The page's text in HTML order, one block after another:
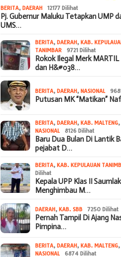
BERITA,DAERAH 12177 Dilihat
Pj. Gubernur Maluku Tetapkan UMP
UMS…
BERITA,DAERAH,KAB.
TANIMBAR
9721 Dilihat
Rokok Ilegal Merk
dan H&#038…
BERITA,DAERAH,NASIONAL
Putusan MK “Matikan”
BERITA,DAERAH,KAB. MALTENG,
NASIONAL
8126 Dilihat
Baru Dua Bulan Di Lantik
pejabat D…
BERITA,KAB. KEPULAUAN
Dilihat
Kepala UPP Klas II
Menghimbau M…
DAERAH,KAB. SBB 7250 Dilihat
Pernah Tampil Di Ajang
Pimpina…
BERITA,DAERAH,KAB. MALTENG,
NASIONAL
6874 Dilihat